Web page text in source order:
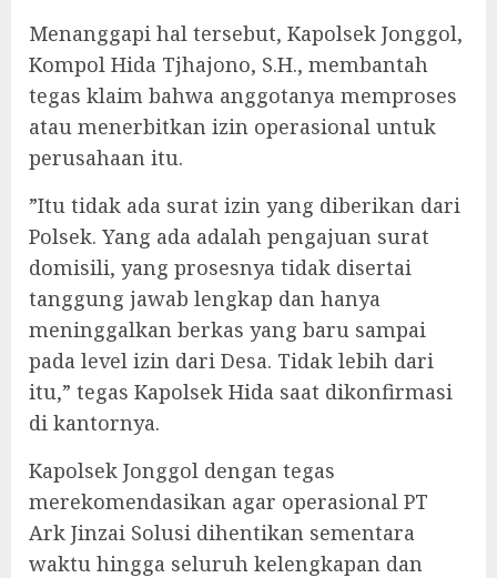
‎Menanggapi hal tersebut, Kapolsek Jonggol,
Kompol Hida Tjhajono, S.H., membantah
tegas klaim bahwa anggotanya memproses
atau menerbitkan izin operasional untuk
perusahaan itu.
‎”Itu tidak ada surat izin yang diberikan dari
Polsek. Yang ada adalah pengajuan surat
domisili, yang prosesnya tidak disertai
tanggung jawab lengkap dan hanya
meninggalkan berkas yang baru sampai
pada level izin dari Desa. Tidak lebih dari
itu,” tegas Kapolsek Hida saat dikonfirmasi
di kantornya.
‎Kapolsek Jonggol dengan tegas
merekomendasikan agar operasional PT
Ark Jinzai Solusi dihentikan sementara
waktu hingga seluruh kelengkapan dan